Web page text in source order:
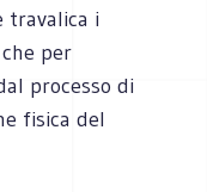
travalica i
per
processo di
fisica del